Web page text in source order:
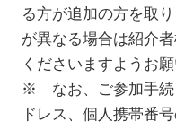
る方が追加の方を取
が異なる場合は紹介
くださいますようお願
※ なお、ご参加手続
ドレス、個人携帯番